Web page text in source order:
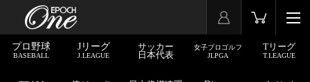
プロ野球
BASEBALL
Jリーグ
J.LEAGUE
サッカー
日本代表
女子プロゴルフ
JLPGA
Tリーグ
T.LEAGUE